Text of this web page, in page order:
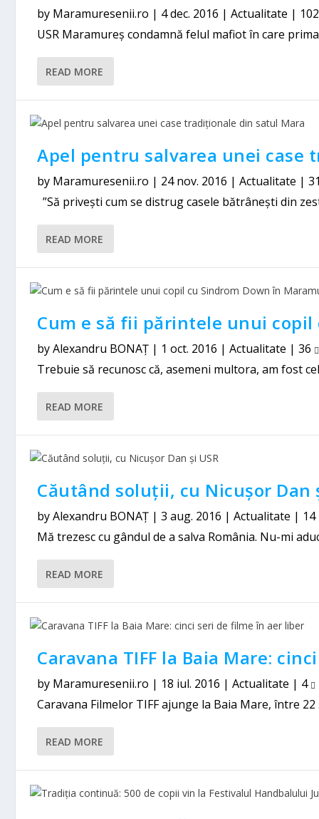
by Maramuresenii.ro | 4 dec. 2016 |Actualitate |
USR Maramureş condamnă felul mafiot în care
READ MORE
Apel pentru salvarea unei
by Maramuresenii.ro | 24 nov. 2016 |Actualitate |
”Să privești cum se distrug casele bătrânești din
READ MORE
Cum e să fii părintele unui
byAlexandru BONAȚ | 1 oct. 2016 |Actualitate |36
Trebuie să recunosc că, asemeni multora, am fost
READ MORE
Căutând soluții, cu Nicușor Dan
byAlexandru BONAȚ |3 aug. 2016 |Actualitate | 14
Mă trezesc cu gândul de a salva România. Nu-mi
READ MORE
Caravana TIFF la Baia Mare:
by Maramuresenii.ro | 18 iul. 2016 |Actualitate | 4
Caravana Filmelor TIFF ajunge la Baia Mare, între
READ MORE